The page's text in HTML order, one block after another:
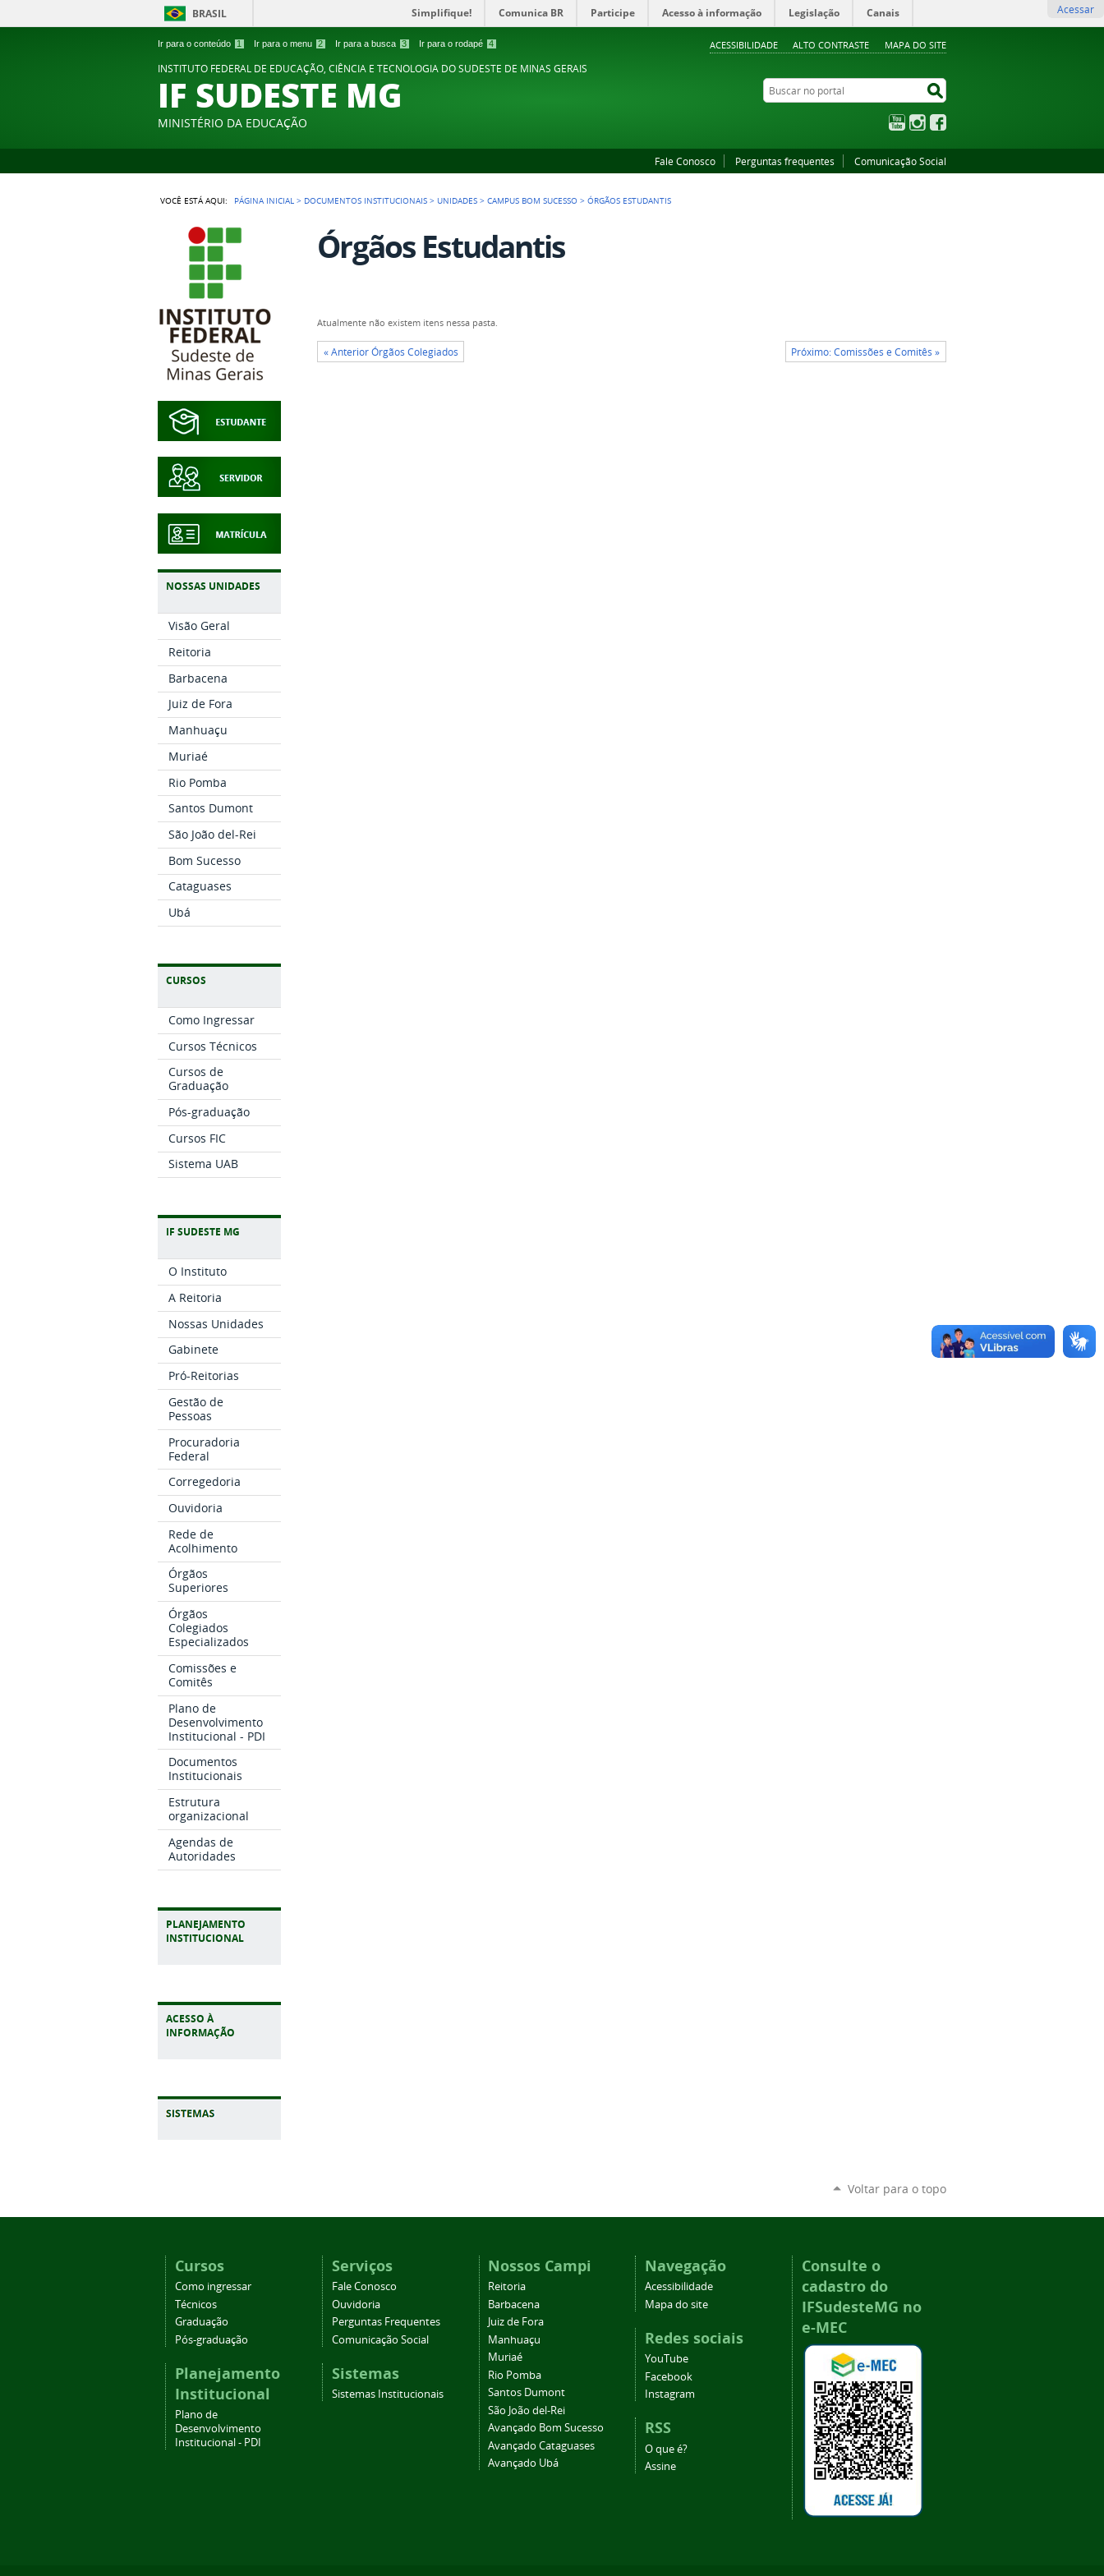
Ir para o conteúdo 1 Ir para o menu 2 Ir para a busca 3 Ir para o rodapé 4 ACESSIBILIDADE ALTO CONTRASTE MAPA DO SITE
BRASIL Simplifique! Comunica BR Participe Acesso à informação Legislação Canais Acessar
INSTITUTO FEDERAL DE EDUCAÇÃO, CIÊNCIA E TECNOLOGIA DO SUDESTE DE MINAS GERAIS
IF SUDESTE MG
MINISTÉRIO DA EDUCAÇÃO
Buscar no portal
YouTubeInstagram
Fale Conosco Perguntas frequentes Comunicação Social
VOCÊ ESTÁ AQUI: PÁGINA INICIAL > DOCUMENTOS INSTITUCIONAIS > UNIDADES >CAMPUS BOM SUCESSO >ÓRGÃOS ESTUDANTIS
NOSSAS UNIDADES
Visão Geral
Reitoria
Barbacena
Juiz de Fora
Manhuaçu
Muriaé
Rio Pomba
Santos Dumont
São João del-Rei
Bom Sucesso
Cataguases
Ubá
CURSOS
Como Ingressar
Cursos Técnicos
Cursos de
Graduação
Pós-graduação
Cursos FIC
Sistema UAB
IF SUDESTE MG
O Instituto
A Reitoria
Nossas Unidades
Gabinete
Pró-Reitorias
Gestão de
Pessoas
Procuradoria
Federal
Corregedoria
Ouvidoria
Rede de
Acolhimento
Órgãos
Superiores
Órgãos
Colegiados
Especializados
Comissões e
Comitês
Plano de
Desenvolvimento
Institucional - PDI
Documentos
Institucionais
Estrutura
organizacional
Agendas de
Autoridades
PLANEJAMENTO
INSTITUCIONAL
ACESSO À
INFORMAÇÃO
Órgãos Estudantis
Atualmente não existem itens nessa pasta.
« Anterior Órgãos Colegiados Próximo: Comissões e Comitês »
Voltar para o topo
Cursos
Como ingressar
Técnicos
Graduação
Pós-graduação
Planejamento
Institucional
Plano de
Desenvolvimento
Institucional - PDI
Serviços
Fale Conosco
Ouvidoria
Perguntas Frequentes
Comunicação Social
Sistemas
Sistemas Institucionais
Nossos Campi
Reitoria
Barbacena
Juiz de Fora
Manhuaçu
Muriaé
Rio Pomba
Santos Dumont
São João del-Rei
Avançado Bom Sucesso
Avançado Cataguases
Avançado Ubá
Navegação
Acessibilidade
Mapa do site
Redes sociais
YouTube
Facebook
Instagram
RSS
O que é?
Assine
Consulte o
cadastro do
IFSudesteMG no
e-MEC